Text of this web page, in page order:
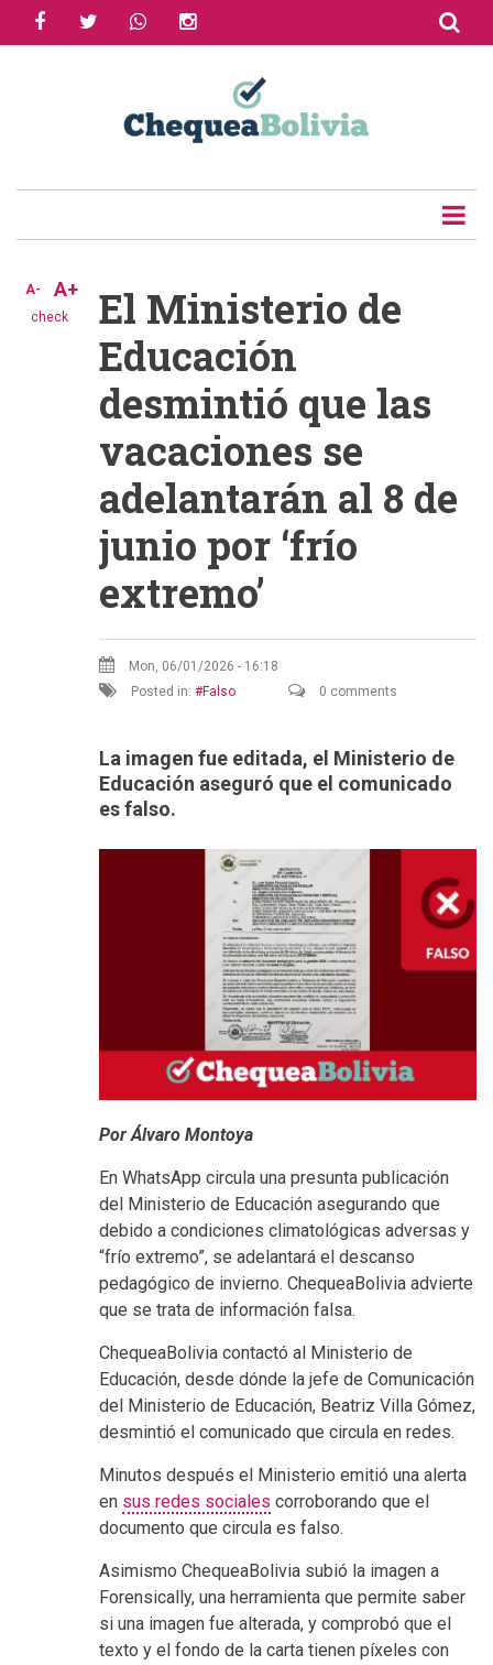
facebooktwitter whatsapp
check
A- A+
El Ministerio de
Educación
desmintió que las
vacaciones se
adelantarán al 8 de
junio por ‘frío
extremo’
Mon, 06/01/2026 - 16:18
Posted in:
Falso 0 comments
La imagen fue editada, el Ministerio de
Educación aseguró que el comunicado
es falso.
Por Álvaro Montoya
En WhatsApp circula una presunta publicación
del Ministerio de Educación asegurando que
debido a condiciones climatológicas adversas y
“frío extremo”, se adelantará el descanso
pedagógico de invierno. ChequeaBolivia advierte
que se trata de información falsa.
ChequeaBolivia contactó al Ministerio de
Educación, desde dónde la jefe de Comunicación
del Ministerio de Educación, Beatriz Villa Gómez,
desmintió el comunicado que circula en redes.
Minutos después el Ministerio emitió una alerta
en sus redes sociales corroborando que el
documento que circula es falso.
Asimismo ChequeaBolivia subió la imagen a
Forensically, una herramienta que permite saber
si una imagen fue alterada, y comprobó que el
texto y el fondo de la carta tienen píxeles con